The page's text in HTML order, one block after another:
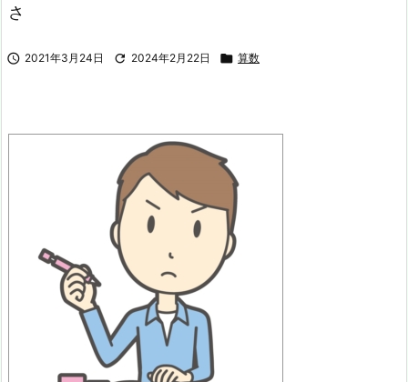
さ
 2021年3月24日  2024年2月22日  算数